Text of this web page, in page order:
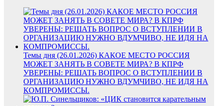
Темы дня (26.01.2026) КАКОЕ МЕСТО РОССИЯ
МОЖЕТ ЗАНЯТЬ В СОВЕТЕ МИРА? В КПРФ
УВЕРЕНЫ: РЕШАТЬ ВОПРОС О ВСТУПЛЕНИИ В
ОРГАНИЗАЦИЮ НУЖНО ВДУМЧИВО, НЕ ИДЯ НА
КОМПРОМИССЫ.